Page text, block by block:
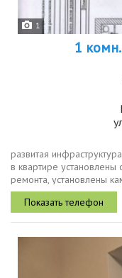
1
1
развитая
в квартире установлены
ремонта, установлены
сигнализация